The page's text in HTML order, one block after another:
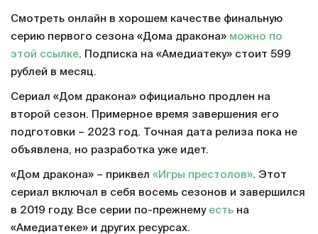
Смотреть онлайн в хорошем качестве финальную
серию первого сезона «Дома дракона» можно по
этой ссылке. Подписка на «Амедиатеку» стоит 599
рублей в месяц.
Сериал «Дом дракона» официально продлен на
второй сезон. Примерное время завершения его
подготовки – 2023 год. Точная дата релиза пока не
объявлена, но разработка уже идет.
«Дом дракона» – приквел «Игры престолов». Этот
сериал включал в себя восемь сезонов и завершился
в 2019 году. Все серии по-прежнему есть на
«Амедиатеке» и других ресурсах.